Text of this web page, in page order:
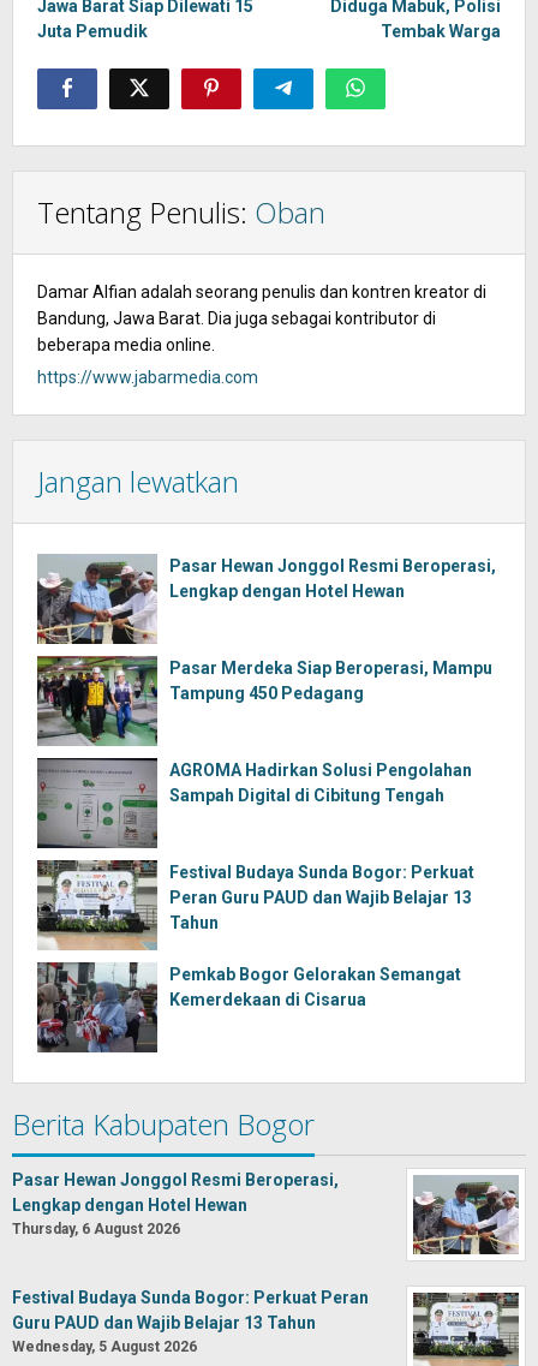
navigation
Jawa Barat Siap Dilewati 15
Juta Pemudik
Diduga Mabuk, Polisi
Tembak Warga
Tentang Penulis: Oban
Damar Alfian adalah seorang penulis dan kontren kreator di
Bandung, Jawa Barat. Dia juga sebagai kontributor di
beberapa media online.
https://www.jabarmedia.com
Jangan lewatkan
Pasar Hewan Jonggol Resmi Beroperasi,
Lengkap dengan Hotel Hewan
Pasar Merdeka Siap Beroperasi, Mampu
Tampung 450 Pedagang
AGROMA Hadirkan Solusi Pengolahan
Sampah Digital di Cibitung Tengah
Festival Budaya Sunda Bogor: Perkuat
Peran Guru PAUD dan Wajib Belajar 13
Tahun
Pemkab Bogor Gelorakan Semangat
Kemerdekaan di Cisarua
Berita Kabupaten Bogor
Pasar Hewan Jonggol Resmi Beroperasi,
Lengkap dengan Hotel Hewan
Thursday, 6 August 2026
Festival Budaya Sunda Bogor: Perkuat Peran
Guru PAUD dan Wajib Belajar 13 Tahun
Wednesday, 5 August 2026